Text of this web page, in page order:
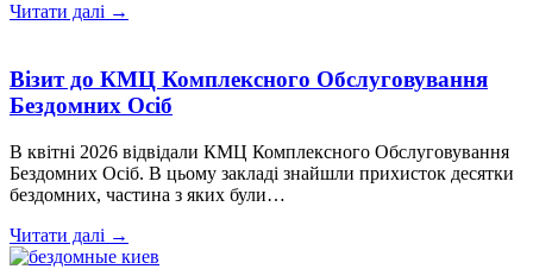
Читати далі →
Візит до КМЦ Комплексного Обслуговування
Бездомних Осіб
В квітні 2026 відвідали КМЦ Комплексного Обслуговування
Бездомних Осіб. В цьому закладі знайшли прихисток десятки
бездомних, частина з яких були…
Читати далі →